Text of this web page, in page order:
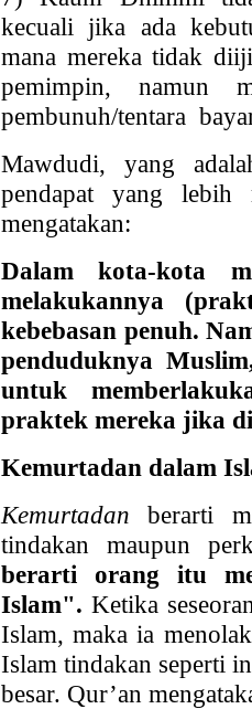
kecuali jika ada
mana mereka tidak
pemimpin, namun
pembunuh/tentara
Mawdudi, yang
pendapat yang lebih
mengatakan:
Dalam kota-kota
melakukannya
kebebasan penuh.
penduduknya
untuk
praktek mereka jika
Kemurtadan dalam
Kemurtadanberarti
tindakan maupun
berarti orang itu
Islam". Ketika
Islam, maka ia
Islam tindakan seperti
besar. Qur’an